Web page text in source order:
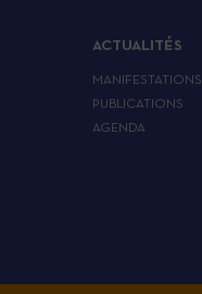
ACTUALITÉS
MANIFESTATIONS
PUBLICATIONS
AGENDA